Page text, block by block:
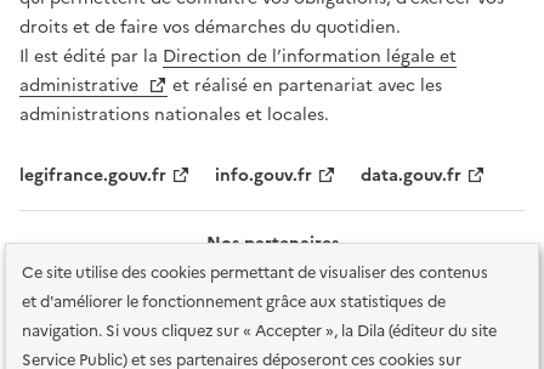
Ce site utilise des cookies permettant de visualiser des contenus
et d'améliorer le fonctionnement grâce aux statistiques de
navigation. Si vous cliquez sur « Accepter », la Dila (éditeur du site
Service Public) et ses partenaires déposeront ces cookies sur
droits et de faire vos démarches du quotidien.
Il est édité par la Direction de l’information légale et
administrative
et réalisé en partenariat avec les
administrations nationales et locales.
legifrance.gouv.fr info.gouv.fr data.gouv.fr
Nos partenaires